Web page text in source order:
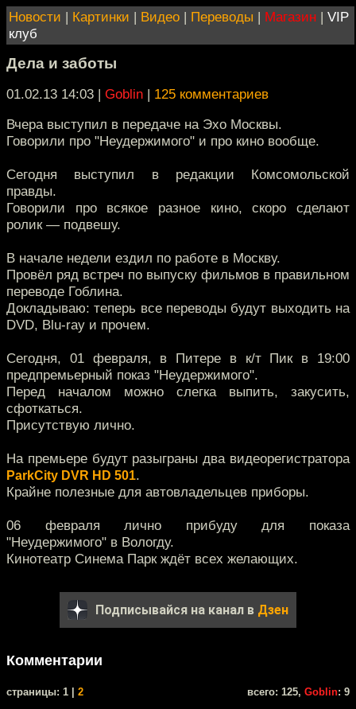
Новости | Картинки | Видео | Переводы | Магазин | VIP
клуб
Дела и заботы
01.02.13 14:03 | Goblin | 125 комментариев
Вчера выступил в передаче на Эхо Москвы.
Говорили про "Неудержимого" и про кино вообще.
Сегодня выступил в редакции Комсомольской
правды.
Говорили про всякое разное кино, скоро сделают
ролик — подвешу.
В начале недели ездил по работе в Москву.
Провёл ряд встреч по выпуску фильмов в правильном
переводе Гоблина.
Докладываю: теперь все переводы будут выходить на
DVD, Blu-ray и прочем.
Сегодня, 01 февраля, в Питере в к/т Пик в 19:00
предпремьерный показ "Неудержимого".
Перед началом можно слегка выпить, закусить,
сфоткаться.
Присутствую лично.
На премьере будут разыграны два видеорегистратора
ParkCity DVR HD 501.
Крайне полезные для автовладельцев приборы.
06 февраля лично прибуду для показа
"Неудержимого" в Вологду.
Кинотеатр Синема Парк ждёт всех желающих.
Подписывайся на канал в Дзен
Комментарии
cтраницы: 1 | 2 всего: 125, Goblin: 9